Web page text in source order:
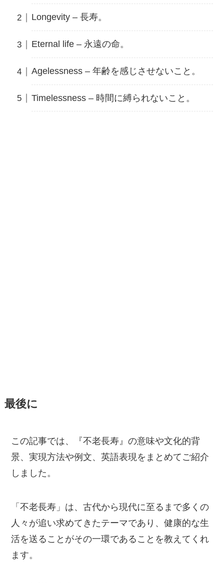
Longevity – 長寿。
Eternal life – 永遠の命。
Agelessness – 年齢を感じさせないこと。
Timelessness – 時間に縛られないこと。
最後に
この記事では、『不老長寿』の意味や文化的背
景、実現方法や例文、英語表現をまとめてご紹介
しました。
「不老長寿」は、古代から現代に至るまで多くの
人々が追い求めてきたテーマであり、健康的な生
活を送ることがその一環であることを教えてくれ
ます。